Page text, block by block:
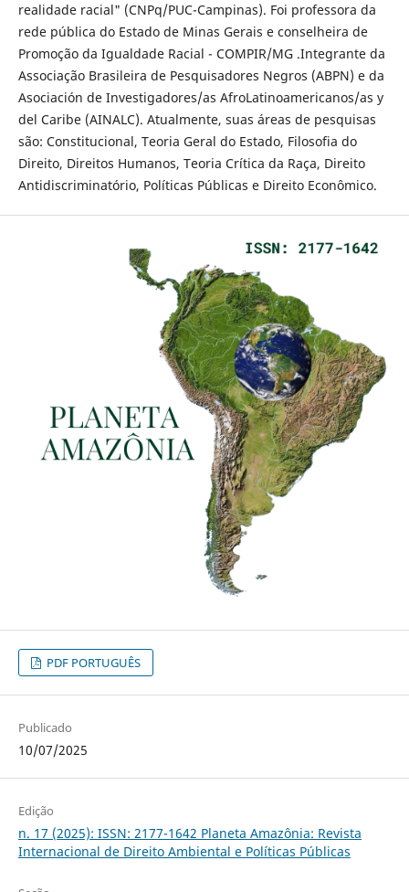
realidade racial" (CNPq/PUC-Campinas). Foi professora da
rede pública do Estado de Minas Gerais e conselheira de
Promoção da Igualdade Racial - COMPIR/MG .Integrante da
Associação Brasileira de Pesquisadores Negros (ABPN) e da
Asociación de Investigadores/as AfroLatinoamericanos/as y
del Caribe (AINALC). Atualmente, suas áreas de pesquisas
são: Constitucional, Teoria Geral do Estado, Filosofia do
Direito, Direitos Humanos, Teoria Crítica da Raça, Direito
Antidiscriminatório, Políticas Públicas e Direito Econômico.
PDF PORTUGUÊS
Publicado
10/07/2025
Edição
n. 17 (2025): ISSN: 2177-1642 Planeta Amazônia: Revista
Internacional de Direito Ambiental e Políticas Públicas